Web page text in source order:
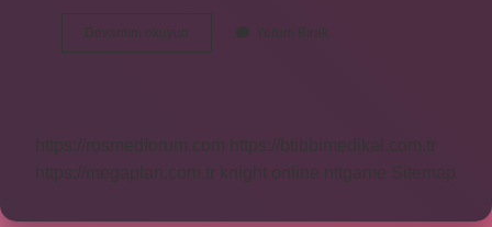
Devamını okuyun
Alevî
Yorum Bırak
https://rosmedforum.com
https://btibbimedikal.com.tr
https://megaplan.com.tr knight online nttgame Sitemap